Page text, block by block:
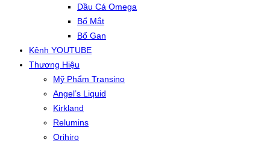
Dầu Cá Omega
Bổ Mắt
Bổ Gan
Kênh YOUTUBE
Thương Hiệu
Mỹ Phẩm Transino
Angel’s Liquid
Kirkland
Relumins
Orihiro